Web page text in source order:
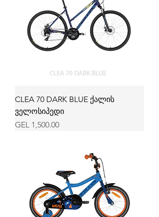
CLEA 70 DARK BLUE ქალის
ველოსიპედი
Price
GEL 1,500.00